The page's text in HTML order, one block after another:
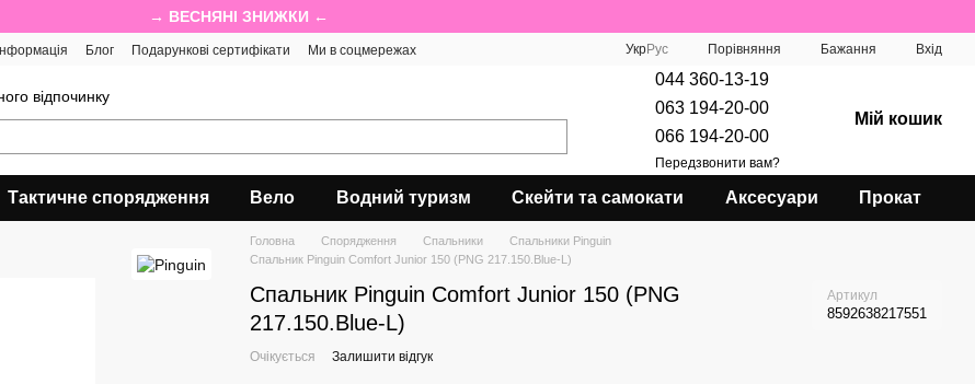
→ ВЕСНЯНІ ЗНИЖКИ ←
Блог Подарункові сертифікати
Ми в соцмережах
УкрРус Порівняння Бажання Вхід
відпочинку
044 360-13-19
063 194-20-00
066 194-20-00
Передзвонити вам?
Мій кошик
Тактичне спорядження Вело Водний туризм Скейти та самокати Аксесуари Прокат
Головна Спорядження Спальники
Спальники Pinguin
Спальник Pinguin Comfort Junior 150 (PNG 217.150.Blue-L)
Спальник Pinguin Comfort Junior 150 (PNG
217.150.Blue-L)
Артикул
8592638217551
Очікується Залишити відгук